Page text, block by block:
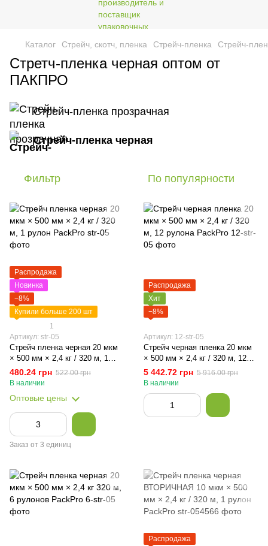
Каталог Стрейч, скотч, пленка Стрейч-пленка Стрейч-
Стретч-пленка черная оптом от
ПАКПРО
Стрейч-пленка прозрачная
Стрейч-пленка черная
Фильтр По популярности
Распродажа
Новинка
−8%
Купили больше 200 шт
1
Артикул: str-05
Стрейч пленка черная 20 мкм
× 500 мм × 2,4 кг / 320 м, 1
рулон PackPro
480.24 грн 522.00 грн
В наличии
Оптовые цены
Заказ от 3 единиц
Распродажа
Хит
−8%
Артикул: 12-str-05
Стрейч черная пленка 20 мкм
× 500 мм × 2,4 кг / 320 м, 12
рулона PackPro
5 442.72 грн 5 916.00 грн
В наличии
Распродажа